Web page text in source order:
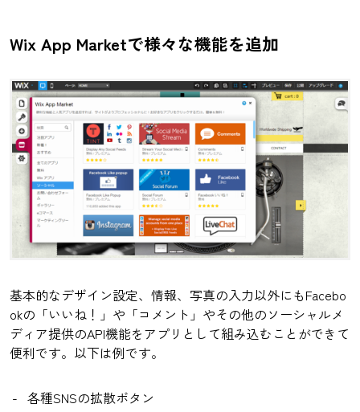
Wix App Marketで様々な機能を追加
基本的なデザイン設定、情報、写真の入力以外にもFacebo
okの「いいね！」や「コメント」やその他のソーシャルメ
ディア提供のAPI機能をアプリとして組み込むことができて
便利です。以下は例です。
各種SNSの拡散ボタン